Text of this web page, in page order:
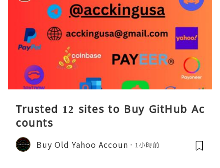
Trusted 12 sites to Buy GitHub Ac
counts
Buy Old Yahoo Accoun 1小時前